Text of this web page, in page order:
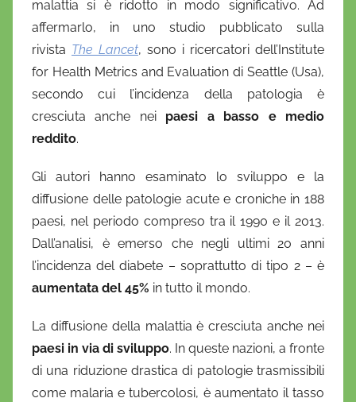
e
l
a
D
'
o
malattia si è ridotto in modo significativo. Ad
affermarlo, in uno studio pubblicato sulla
rivista The Lancet, sono i ricercatori dell’Institute
for Health Metrics and Evaluation di Seattle (Usa),
secondo cui l’incidenza della patologia è
cresciuta anche nei paesi a basso e medio
reddito.
Gli autori hanno esaminato lo sviluppo e la
diffusione delle patologie acute e croniche in 188
paesi, nel periodo compreso tra il 1990 e il 2013.
Dall’analisi, è emerso che negli ultimi 20 anni
l’incidenza del diabete – soprattutto di tipo 2 – è
aumentata del 45% in tutto il mondo.
La diffusione della malattia è cresciuta anche nei
paesi in via di sviluppo. In queste nazioni, a fronte
di una riduzione drastica di patologie trasmissibili
come malaria e tubercolosi, è aumentato il tasso